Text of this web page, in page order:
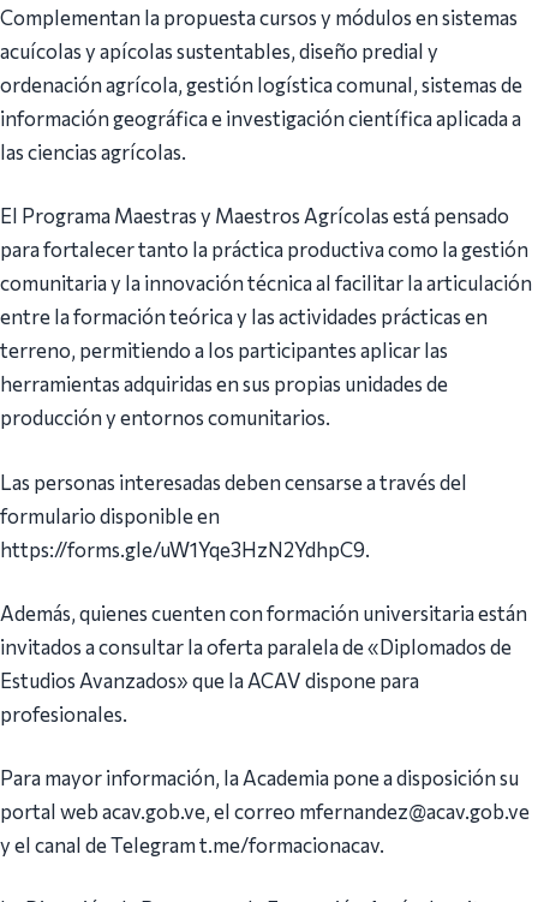
Complementan la propuesta cursos y módulos en sistemas
acuícolas y apícolas sustentables, diseño predial y
ordenación agrícola, gestión logística comunal, sistemas de
información geográfica e investigación científica aplicada a
las ciencias agrícolas.
El Programa Maestras y Maestros Agrícolas está pensado
para fortalecer tanto la práctica productiva como la gestión
comunitaria y la innovación técnica al facilitar la articulación
entre la formación teórica y las actividades prácticas en
terreno, permitiendo a los participantes aplicar las
herramientas adquiridas en sus propias unidades de
producción y entornos comunitarios.
Las personas interesadas deben censarse a través del
formulario disponible en
https://forms.gle/uW1Yqe3HzN2YdhpC9.
Además, quienes cuenten con formación universitaria están
invitados a consultar la oferta paralela de «Diplomados de
Estudios Avanzados» que la ACAV dispone para
profesionales.
Para mayor información, la Academia pone a disposición su
portal web acav.gob.ve, el correo mfernandez@acav.gob.ve
y el canal de Telegram t.me/formacionacav.